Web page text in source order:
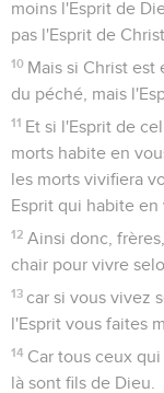
moins l'Esprit de
pas l'Esprit de
10 Mais si Christ est
du péché, mais
11 Et si l'Esprit de
morts habite en
les morts vivifiera
Esprit qui habite en
12 Ainsi donc,
chair pour vivre
13 car si vous vivez
l'Esprit vous faites
14 Car tous ceux
là sont fils de Dieu.